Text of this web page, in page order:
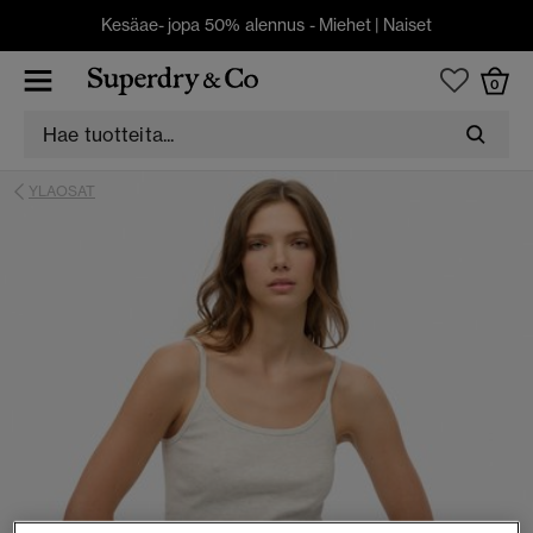
Kesäae- jopa 50% alennus - Miehet | Naiset
0
YLAOSAT